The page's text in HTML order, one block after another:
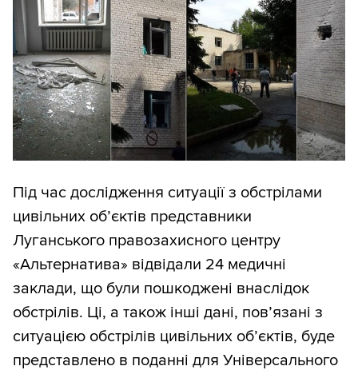
Під час дослідження ситуації з обстрілами
цивільних об’єктів представники
Луганського правозахисного центру
«Альтернатива» відвідали 24 медичні
заклади, що були пошкоджені внаслідок
обстрілів. Ці, а також інші дані, пов’язані з
ситуацією обстрілів цивільних об’єктів, буде
представлено в поданні для Універсального